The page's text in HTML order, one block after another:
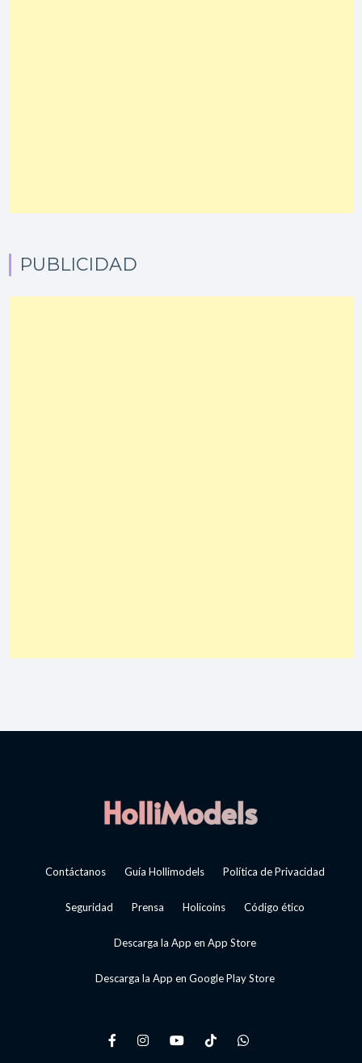
PUBLICIDAD
Contáctanos Guía Hollimodels Política de Privacidad
Seguridad Prensa Holicoins Código ético
Descarga la App en App Store
Descarga la App en Google Play Store